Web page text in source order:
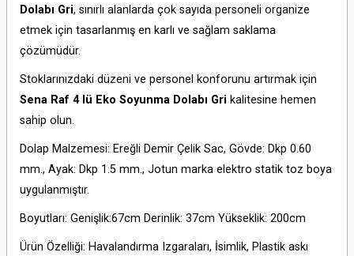
Dolabı Gri, sınırlı alanlarda çok sayıda personeli organize
etmek için tasarlanmış en karlı ve sağlam saklama
çözümüdür.
Stoklarınızdaki düzeni ve personel konforunu artırmak için
Sena Raf 4 lü Eko Soyunma Dolabı Gri kalitesine hemen
sahip olun.
Dolap Malzemesi: Ereğli Demir Çelik Sac, Gövde: Dkp 0.60
mm., Ayak: Dkp 1.5 mm., Jotun marka elektro statik toz boya
uygulanmıştır.
Boyutları: Genişlik:67cm Derinlik: 37cm Yükseklik: 200cm
Ürün Özelliği: Havalandırma Izgaraları, İsimlik, Plastik askı